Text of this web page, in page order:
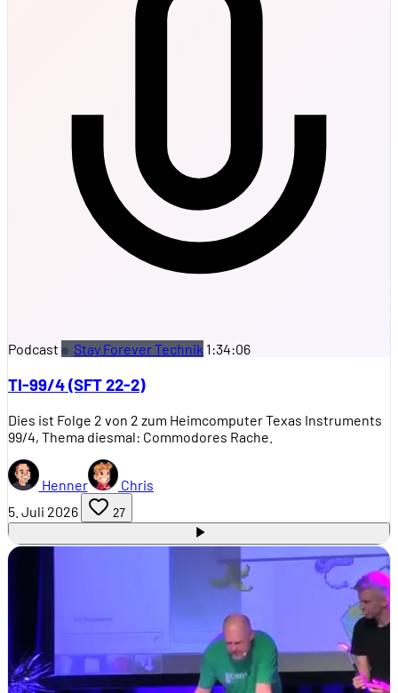
Podcast Stay Forever Technik 1:34:06
TI-99/4 (SFT 22-2)
Dies ist Folge 2 von 2 zum Heimcomputer Texas Instruments
99/4, Thema diesmal: Commodores Rache.
Henner
Chris
5. Juli 2026
27